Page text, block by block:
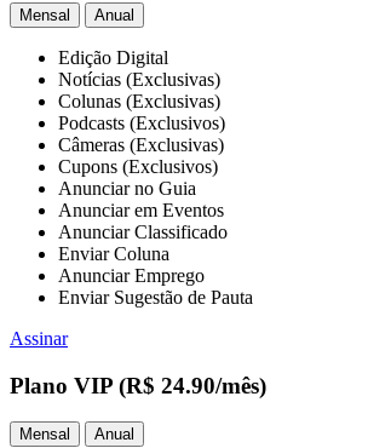
Mensal Anual
Edição Digital
Notícias (Exclusivas)
Colunas (Exclusivas)
Podcasts (Exclusivos)
Câmeras (Exclusivas)
Cupons (Exclusivos)
Anunciar no Guia
Anunciar em Eventos
Anunciar Classificado
Enviar Coluna
Anunciar Emprego
Enviar Sugestão de Pauta
Assinar
Plano VIP (R$ 24.90/mês)
Mensal Anual